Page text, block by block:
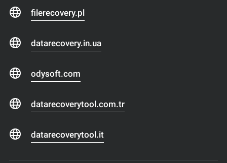
filerecovery.pl
datarecovery.in.ua
odysoft.com
datarecoverytool.com.tr
datarecoverytool.it